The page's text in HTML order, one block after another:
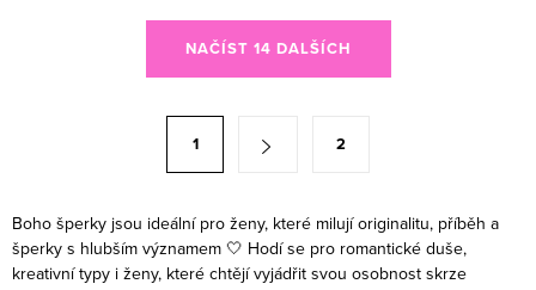
Ovládací prvky výpisuNAČÍST 14 DALŠÍCH
1 2
Boho šperky jsou ideální pro ženy, které milují originalitu, příběh a
šperky s hlubším významem 🤍 Hodí se pro romantické duše,
kreativní typy i ženy, které chtějí vyjádřit svou osobnost skrze